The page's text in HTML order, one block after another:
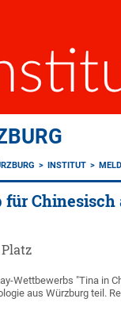
INSTITUT
Chinesisch
Wettbewerbs "Tina in
aus Würzburg teil.